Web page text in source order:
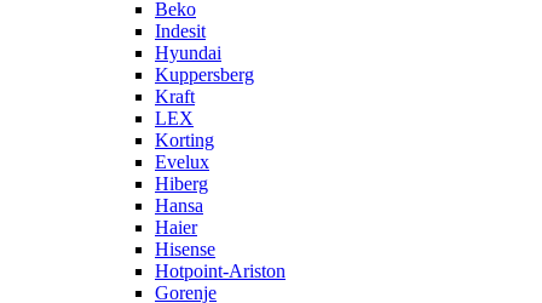
Beko
Indesit
Hyundai
Kuppersberg
Kraft
LEX
Korting
Evelux
Hiberg
Hansa
Haier
Hisense
Hotpoint-Ariston
Gorenje